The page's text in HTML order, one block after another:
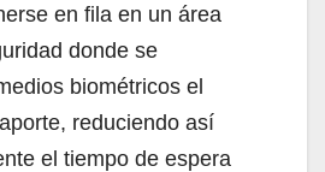
en fila en un área
donde se
biométricos el
reduciendo así
el tiempo de espera